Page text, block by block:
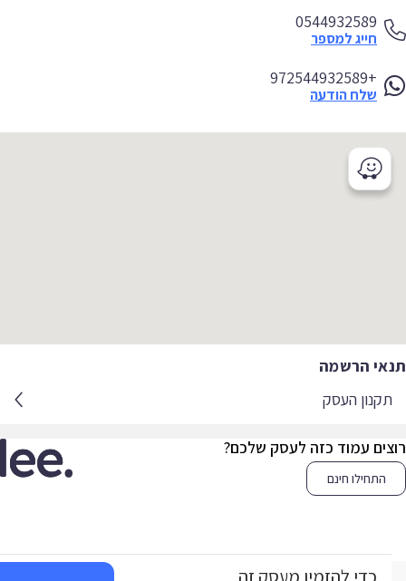
0544932589
חייג למספר
+972544932589
שלח הודעה
הרשמה
תקנון העסק
עמוד כזה לעסק שלכם?
התחילו חינם
כדי להזמין מעסק זה